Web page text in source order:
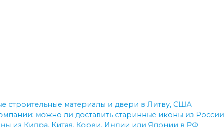
строительные материалы и двери в Литву, США
можно ли доставить старинные иконы из России
из Кипра, Китая, Кореи, Индии или Японии в РФ